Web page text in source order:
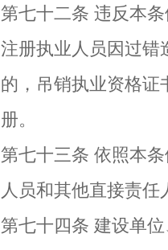
第七十二条 违反本
注册执业人员因过错
的，吊销执业资格证
册。
第七十三条 依照本
人员和其他直接责
第七十四条 建设单